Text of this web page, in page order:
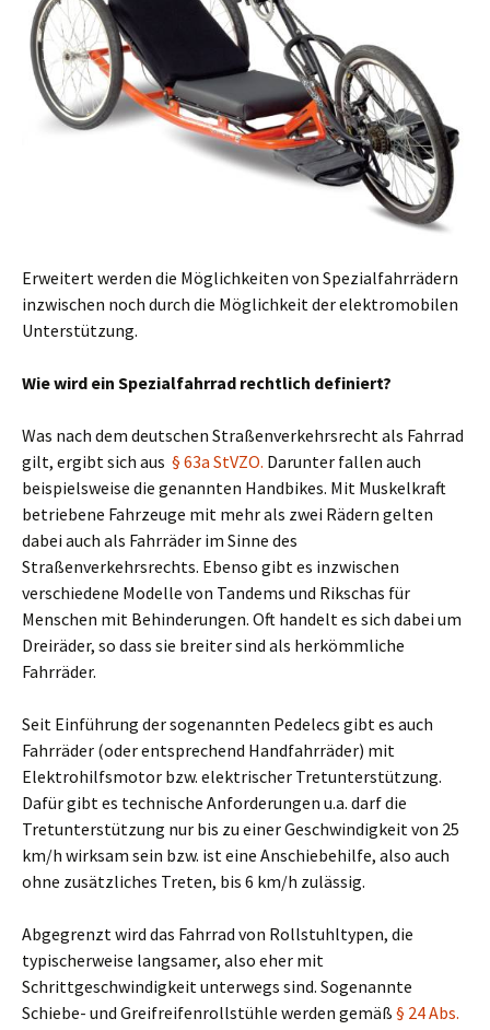
Erweitert werden die Möglichkeiten von Spezialfahrrädern
inzwischen noch durch die Möglichkeit der elektromobilen
Unterstützung.
Wie wird ein Spezialfahrrad rechtlich definiert?
Was nach dem deutschen Straßenverkehrsrecht als Fahrrad
gilt, ergibt sich aus § 63a StVZO. Darunter fallen auch
beispielsweise die genannten Handbikes. Mit Muskelkraft
betriebene Fahrzeuge mit mehr als zwei Rädern gelten
dabei auch als Fahrräder im Sinne des
Straßenverkehrsrechts. Ebenso gibt es inzwischen
verschiedene Modelle von Tandems und Rikschas für
Menschen mit Behinderungen. Oft handelt es sich dabei um
Dreiräder, so dass sie breiter sind als herkömmliche
Fahrräder.
Seit Einführung der sogenannten Pedelecs gibt es auch
Fahrräder (oder entsprechend Handfahrräder) mit
Elektrohilfsmotor bzw. elektrischer Tretunterstützung.
Dafür gibt es technische Anforderungen u.a. darf die
Tretunterstützung nur bis zu einer Geschwindigkeit von 25
km/h wirksam sein bzw. ist eine Anschiebehilfe, also auch
ohne zusätzliches Treten, bis 6 km/h zulässig.
Abgegrenzt wird das Fahrrad von Rollstuhltypen, die
typischerweise langsamer, also eher mit
Schrittgeschwindigkeit unterwegs sind. Sogenannte
Schiebe- und Greifreifenrollstühle werden gemäß § 24 Abs.